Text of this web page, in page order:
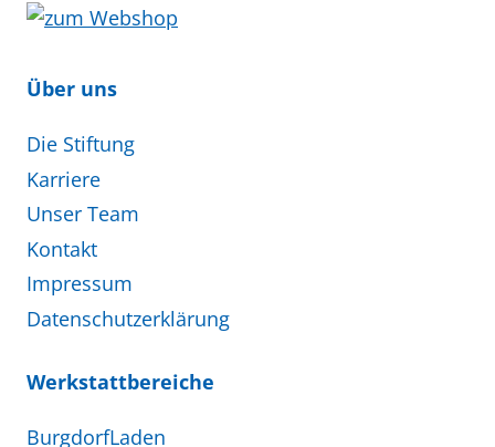
Über uns
Die Stiftung
Karriere
Unser Team
Kontakt
Impressum
Datenschutzerklärung
Werkstattbereiche
BurgdorfLaden